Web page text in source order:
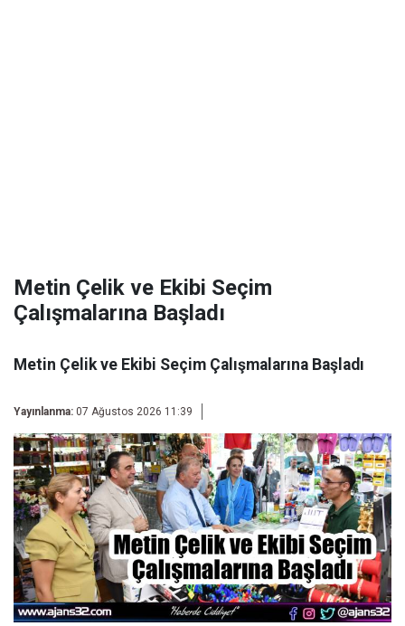
Metin Çelik ve Ekibi Seçim
Çalışmalarına Başladı
Metin Çelik ve Ekibi Seçim Çalışmalarına Başladı
Yayınlanma: 07 Ağustos 2026 11:39